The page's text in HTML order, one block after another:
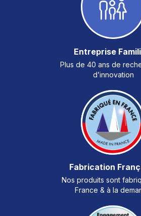
Entreprise
Plus de 40 ans de
d’innovation
Fabrication
Nos produits sont
France & à la